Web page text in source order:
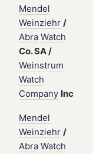
Mendel
Weinziehr /
Abra Watch
Co.SA/
Weinstrum
Watch
Company Inc
Mendel
Weinziehr /
Abra Watch